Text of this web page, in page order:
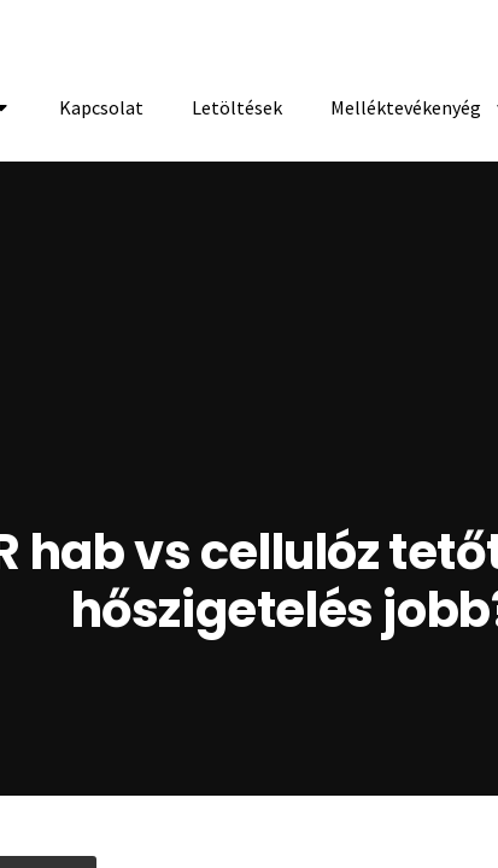
Kapcsolat Letöltések Melléktevékenyég
hab vs cellulóz
hőszigetelés